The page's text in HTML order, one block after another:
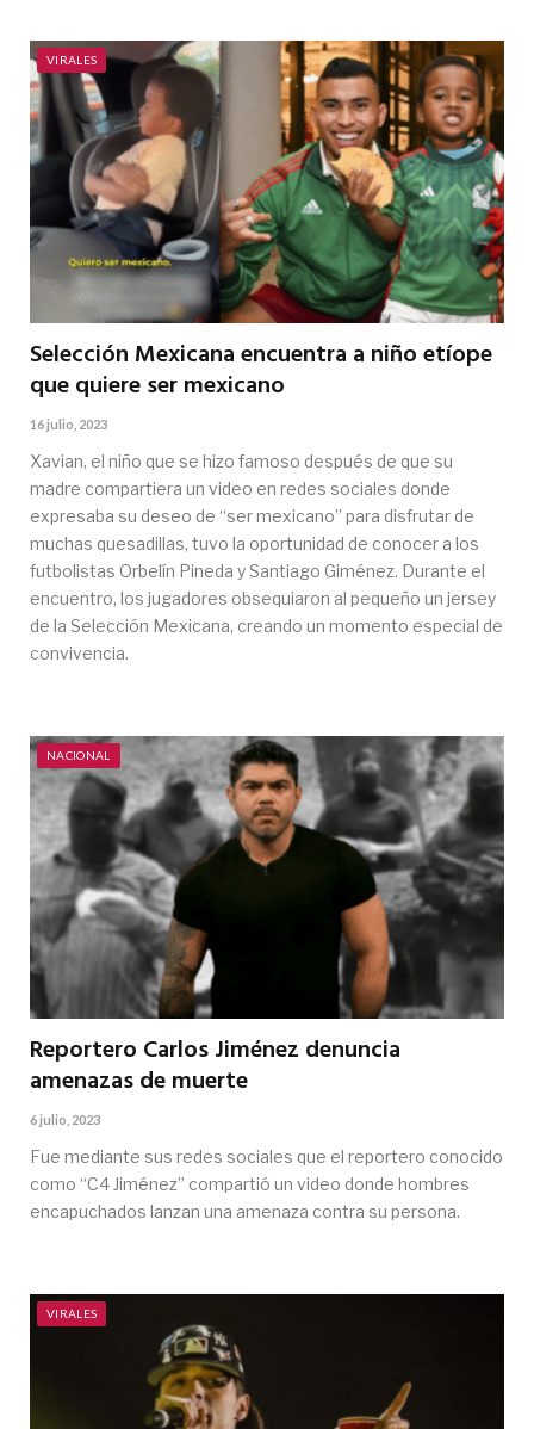
VIRALES
Selección Mexicana encuentra a niño etíope
que quiere ser mexicano
16 julio, 2023
Xavian, el niño que se hizo famoso después de que su
madre compartiera un video en redes sociales donde
expresaba su deseo de “ser mexicano” para disfrutar de
muchas quesadillas, tuvo la oportunidad de conocer a los
futbolistas Orbelín Pineda y Santiago Giménez. Durante el
encuentro, los jugadores obsequiaron al pequeño un jersey
de la Selección Mexicana, creando un momento especial de
convivencia.
NACIONAL
Reportero Carlos Jiménez denuncia
amenazas de muerte
6 julio, 2023
Fue mediante sus redes sociales que el reportero conocido
como “C4 Jiménez” compartió un video donde hombres
encapuchados lanzan una amenaza contra su persona.
VIRALES